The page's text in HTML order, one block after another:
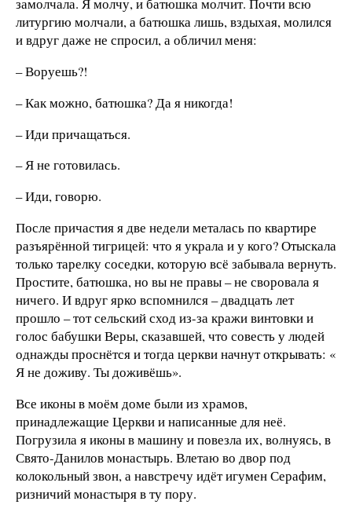
замолчала. Я молчу, и батюшка молчит. Почти всю
литургию молчали, а батюшка лишь, вздыхая, молился
и вдруг даже не спросил, а обличил меня:
– Воруешь?!
– Как можно, батюшка? Да я никогда!
– Иди причащаться.
– Я не готовилась.
– Иди, говорю.
После причастия я две недели металась по квартире
разъярённой тигрицей: что я украла и у кого? Отыскала
только тарелку соседки, которую всё забывала вернуть.
Простите, батюшка, но вы не правы – не своровала я
ничего. И вдруг ярко вспомнился – двадцать лет
прошло – тот сельский сход из-за кражи винтовки и
голос бабушки Веры, сказавшей, что совесть у людей
однажды проснётся и тогда церкви начнут открывать: «
Я не доживу. Ты доживёшь».
Все иконы в моём доме были из храмов,
принадлежащие Церкви и написанные для неё.
Погрузила я иконы в машину и повезла их, волнуясь, в
Свято-Данилов монастырь. Влетаю во двор под
колокольный звон, а навстречу идёт игумен Серафим,
ризничий монастыря в ту пору.